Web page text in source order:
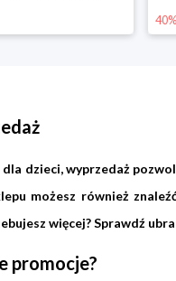
40%
dzieci, wyprzedaż
możesz również
więcej? Sprawdź
promocje?